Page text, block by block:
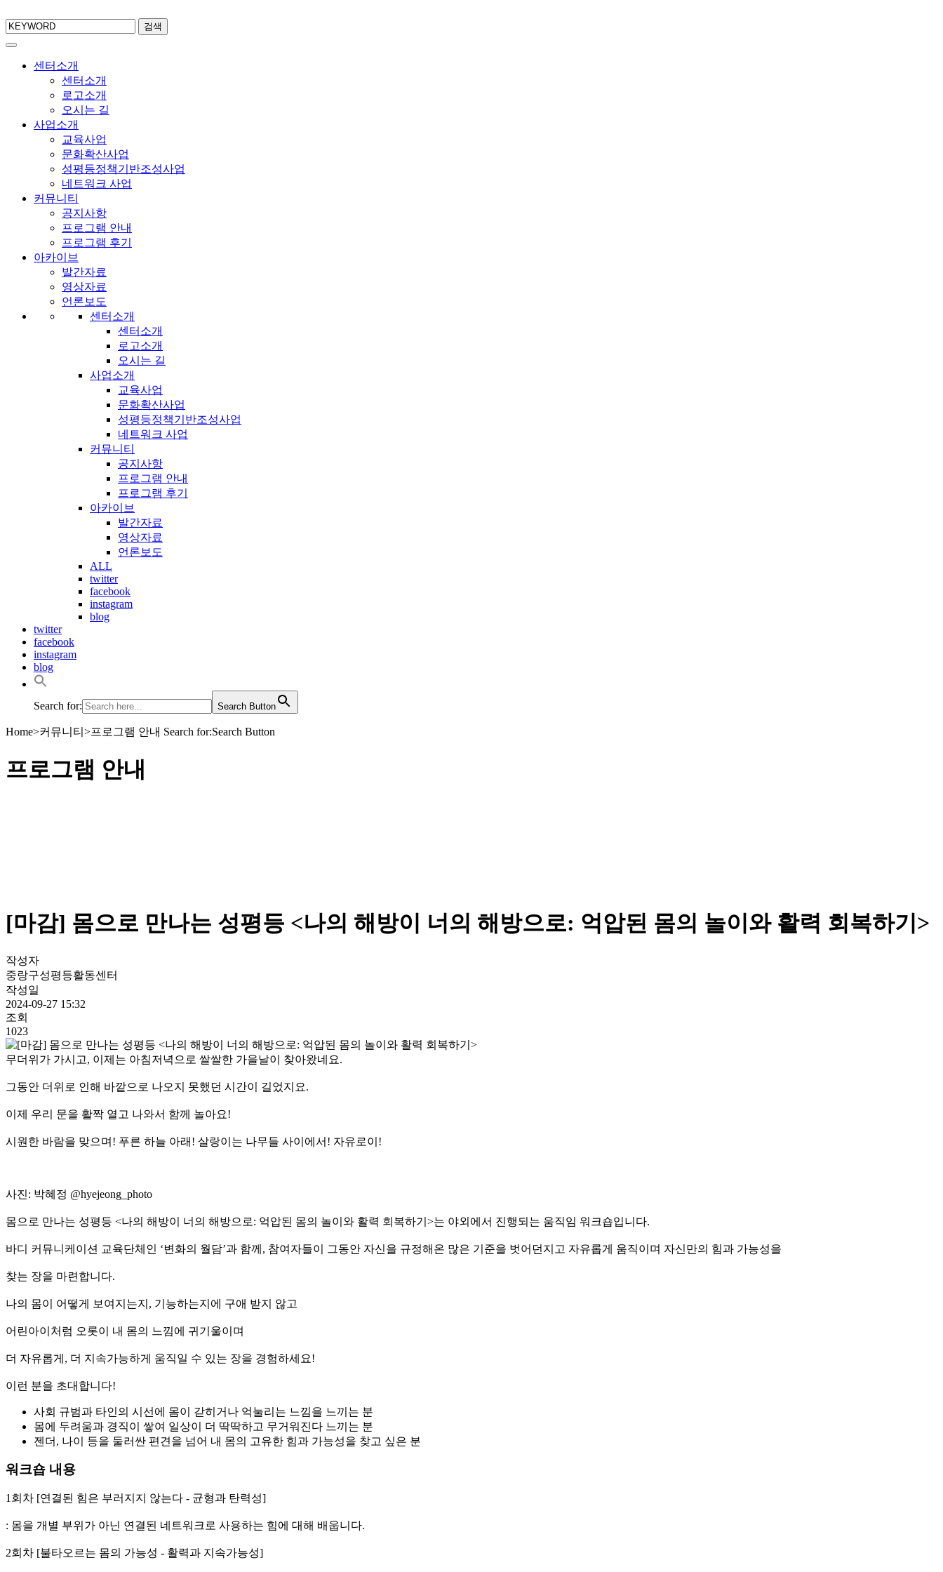
검색
센터소개
센터소개
로고소개
오시는 길
사업소개
교육사업
문화확산사업
성평등정책기반조성사업
네트워크 사업
커뮤니티
공지사항
프로그램 안내
프로그램 후기
아카이브
발간자료
영상자료
언론보도
센터소개
센터소개
로고소개
오시는 길
사업소개
교육사업
문화확산사업
성평등정책기반조성사업
네트워크 사업
커뮤니티
공지사항
프로그램 안내
프로그램 후기
아카이브
발간자료
영상자료
언론보도
ALL
twitter
facebook
instagram
blog
twitter
facebook
instagram
blog
Search for: Search Button
Home>커뮤니티 >프로그램 안내 Search for:Search Button
프로그램 안내
[마감] 몸으로 만나는 성평등 <나의 해방이 너의 해방으로: 억압된 몸의 놀이와 활력 회복하기>
작성자
중랑구성평등활동센터
작성일
2024-09-27 15:32
조회
1023
무더위가 가시고, 이제는 아침저녁으로 쌀쌀한 가을날이 찾아왔네요.
그동안 더위로 인해 바깥으로 나오지 못했던 시간이 길었지요.
이제 우리 문을 활짝 열고 나와서 함께 놀아요!
시원한 바람을 맞으며! 푸른 하늘 아래! 살랑이는 나무들 사이에서! 자유로이!
사진: 박혜정 @hyejeong_photo
몸으로 만나는 성평등 <나의 해방이 너의 해방으로: 억압된 몸의 놀이와 활력 회복하기>는 야외에서 진행되는 움직임 워크숍입니다.
바디 커뮤니케이션 교육단체인 ‘변화의 월담’과 함께, 참여자들이 그동안 자신을 규정해온 많은 기준을 벗어던지고 자유롭게 움직이며 자신만의 힘과 가능성을
찾는 장을 마련합니다.
나의 몸이 어떻게 보여지는지, 기능하는지에 구애 받지 않고
어린아이처럼 오롯이 내 몸의 느낌에 귀기울이며
더 자유롭게, 더 지속가능하게 움직일 수 있는 장을 경험하세요!
이런 분을 초대합니다!
사회 규범과 타인의 시선에 몸이 갇히거나 억눌리는 느낌을 느끼는 분
몸에 두려움과 경직이 쌓여 일상이 더 딱딱하고 무거워진다 느끼는 분
젠더, 나이 등을 둘러싼 편견을 넘어 내 몸의 고유한 힘과 가능성을 찾고 싶은 분
워크숍 내용
1회차 [연결된 힘은 부러지지 않는다 - 균형과 탄력성]
: 몸을 개별 부위가 아닌 연결된 네트워크로 사용하는 힘에 대해 배웁니다.
2회차 [불타오르는 몸의 가능성 - 활력과 지속가능성]